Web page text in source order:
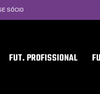
SÓCIO
FUT. PROFISSIONAL